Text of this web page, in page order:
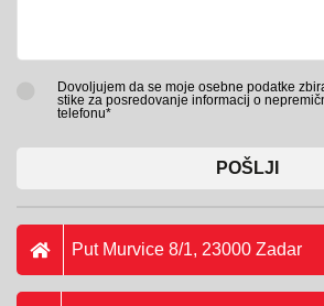
Dovoljujem da se moje osebne podatke
stike za posredovanje informacij o
telefonu*
POŠLJI
Put Murvice 8/1, 23000 Zadar